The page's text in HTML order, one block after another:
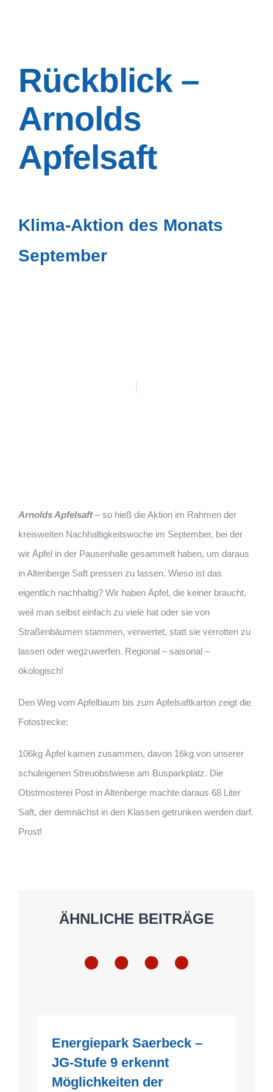
Rückblick –
Arnolds
Apfelsaft
Klima-Aktion des Monats
September
Arnolds Apfelsaft– so hieß die Aktion im Rahmen der
kreisweiten Nachhaltigkeitswoche im September, bei der
wir Äpfel in der Pausenhalle gesammelt haben, um daraus
in Altenberge Saft pressen zu lassen. Wieso ist das
eigentlich nachhaltig? Wir haben Äpfel, die keiner braucht,
weil man selbst einfach zu viele hat oder sie von
Straßenbäumen stammen, verwertet, statt sie verrotten zu
lassen oder wegzuwerfen. Regional – saisonal –
ökologisch!
Den Weg vom Apfelbaum bis zum Apfelsaftkarton zeigt die
Fotostrecke:
106kg Äpfel kamen zusammen, davon 16kg von unserer
schuleigenen Streuobstwiese am Busparkplatz. Die
Obstmosterei Post in Altenberge machte daraus 68 Liter
Saft, der demnächst in den Klassen getrunken werden darf.
Prost!
ÄHNLICHE BEITRÄGE
Energiepark Saerbeck –
JG-Stufe 9 erkennt
Möglichkeiten der